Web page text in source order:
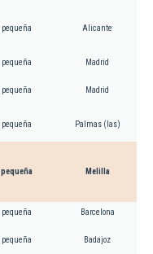
pequeña Alicante
pequeña Madrid
pequeña Madrid
pequeña Palmas (las)
pequeña Melilla
pequeña Barcelona
pequeña Badajoz